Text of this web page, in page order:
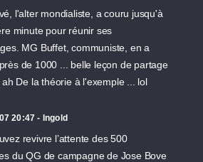
l'alter mondialiste, a couru jusqu'à
minute pour réunir ses
MG Buffet, communiste, en a
de 1000 ... belle leçon de partage
ah De la théorie à l'exemple ... lol
20:47 - Ingold
revivre l’attente des 500
du QG de campagne de Jose Bove